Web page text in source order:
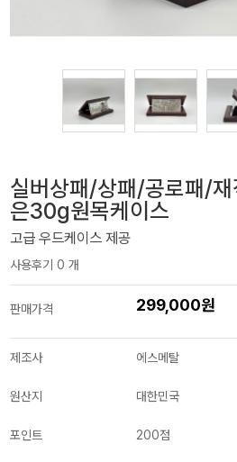
실버상패/상패/공로패/재
은30g원목케이스
고급 우드케이스 제공
사용후기 0 개
판매가격 299,000원
제조사 에스메탈
원산지 대한민국
포인트 200점